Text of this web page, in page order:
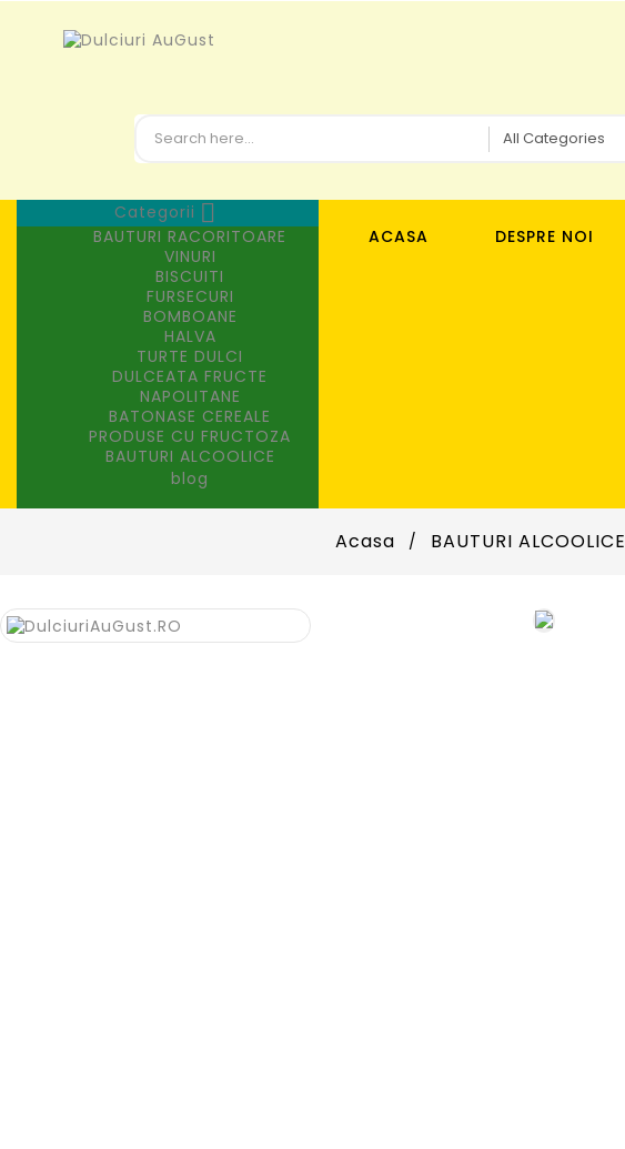
Categorii 
BAUTURI RACORITOARE
VINURI
BISCUITI
FURSECURI
BOMBOANE
HALVA
TURTE DULCI
DULCEATA FRUCTE
NAPOLITANE
BATONASE CEREALE
PRODUSE CU FRUCTOZA
BAUTURI ALCOOLICE
blog
ACASA DESPRE NOI
Acasa BAUTURI ALCOOLICE